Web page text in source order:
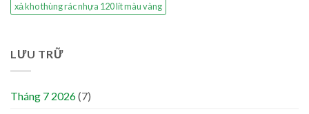
xả kho thùng rác nhựa 120 lít màu vàng
LƯU TRỮ
Tháng 7 2026(7)